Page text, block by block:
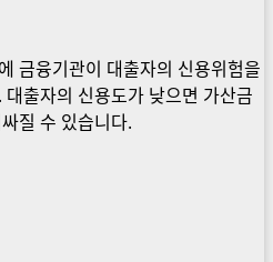
금융기관이 대출자의 신용위험을
출자의 신용도가 낮으면 가산금
질 수 있습니다.